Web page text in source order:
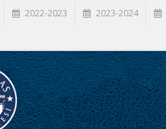
2022-2023 2023-2024